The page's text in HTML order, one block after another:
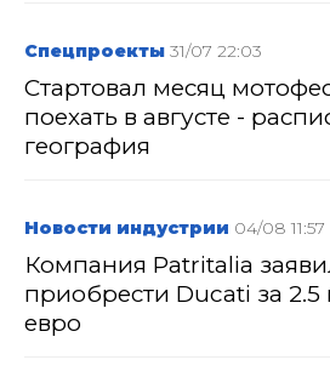
Спецпроекты 31/07 22:03
Стартовал месяц
поехать в августе -
география
Новости индустрии 04/08 11:57
Компания Patritalia
приобрести Ducati за
евро